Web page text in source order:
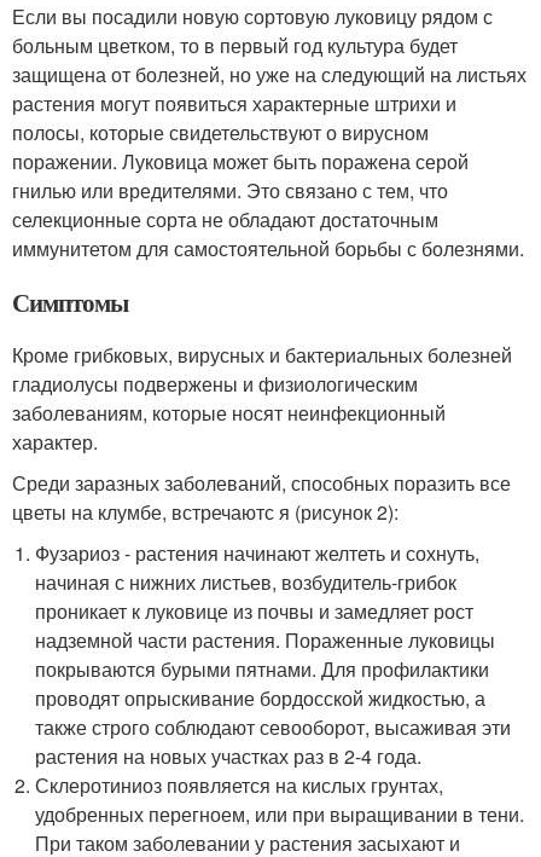
Если вы посадили новую сортовую луковицу рядом с
больным цветком, то в первый год культура будет
защищена от болезней, но уже на следующий на листьях
растения могут появиться характерные штрихи и
полосы, которые свидетельствуют о вирусном
поражении. Луковица может быть поражена серой
гнилью или вредителями. Это связано с тем, что
селекционные сорта не обладают достаточным
иммунитетом для самостоятельной борьбы с болезнями.
Симптомы
Кроме грибковых, вирусных и бактериальных болезней
гладиолусы подвержены и физиологическим
заболеваниям, которые носят неинфекционный
характер.
Среди заразных заболеваний, способных поразить все
цветы на клумбе, встречаютс я (рисунок 2):
Фузариоз - растения начинают желтеть и сохнуть,
начиная с нижних листьев, возбудитель-грибок
проникает к луковице из почвы и замедляет рост
надземной части растения. Пораженные луковицы
покрываются бурыми пятнами. Для профилактики
проводят опрыскивание бордосской жидкостью, а
также строго соблюдают севооборот, высаживая эти
растения на новых участках раз в 2-4 года.
Склеротиниоз появляется на кислых грунтах,
удобренных перегноем, или при выращивании в тени.
При таком заболевании у растения засыхают и